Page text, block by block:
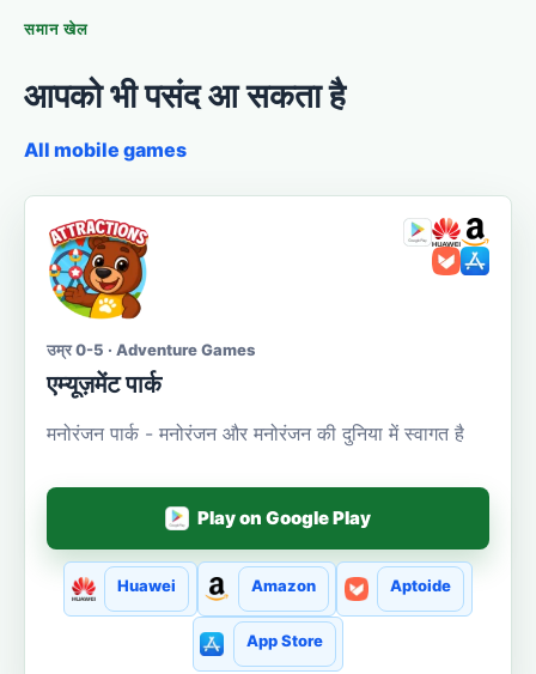
समान खेल
आपको भी पसंद आ सकता है
All mobile games
उम्र 0-5 · Adventure Games
एम्यूज़मेंट पार्क
मनोरंजन पार्क - मनोरंजन और मनोरंजन की दुनिया में स्वागत है
Play on Google Play
Huawei Amazon Aptoide
App Store